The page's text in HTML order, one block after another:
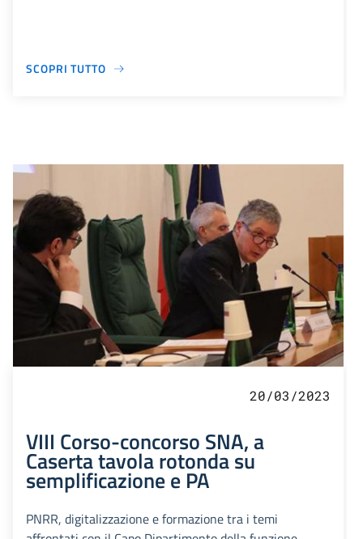
SCOPRI TUTTO
20/03/2023
VIII Corso-concorso SNA, a
Caserta tavola rotonda su
semplificazione e PA
PNRR, digitalizzazione e formazione tra i temi